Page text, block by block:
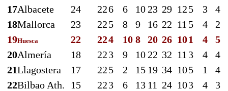
17Albacete 24 226 6 10 23 29 125 3 4
18Mallorca 23 225 8 9 16 22 11 5 4 2
19Huesca 22 224 10 8 20 26 101 4 5
20Almería 18 223 9 10 22 32 11 3 4 4
21Llagostera 17 225 2 15 19 34 105 1 4
22Bilbao Ath. 15 223 6 13 11 24 103 4 3